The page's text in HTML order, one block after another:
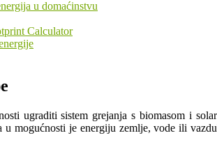
u domaćinstvu
Calculator
ugraditi sistem grejanja s biomasom i
u mogućnosti je energiju zemlje, vode ili